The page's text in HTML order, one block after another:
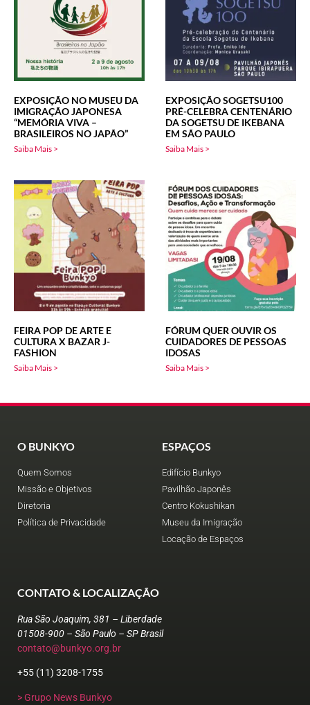
EXPOSIÇÃO NO MUSEU DA
IMIGRAÇÃO JAPONESA
“MEMÓRIA VIVA –
BRASILEIROS NO JAPÃO”
Saiba Mais >
EXPOSIÇÃO SOGETSU100
PRÉ-CELEBRA CENTENÁRIO
DA SOGETSU DE IKEBANA
EM SÃO PAULO
Saiba Mais >
FEIRA POP DE ARTE E
CULTURA X BAZAR J-
FASHION
Saiba Mais >
FÓRUM QUER OUVIR OS
CUIDADORES DE PESSOAS
IDOSAS
Saiba Mais >
O BUNKYO
Quem Somos
Missão e Objetivos
Diretoria
Política de Privacidade
ESPAÇOS
Edifício Bunkyo
Pavilhão Japonês
Centro Kokushikan
Museu da Imigração
Locação de Espaços
CONTATO & LOCALIZAÇÃO
Rua São Joaquim, 381 – Liberdade
01508-900 – São Paulo – SP Brasil
contato@bunkyo.org.br
+55 (11) 3208-1755
> Grupo News Bunkyo